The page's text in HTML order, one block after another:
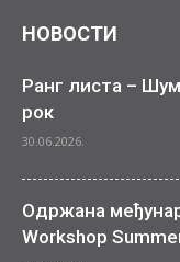
НОВОСТИ
Ранг листа –
рок
30.06.2026.
Одржана
Workshop